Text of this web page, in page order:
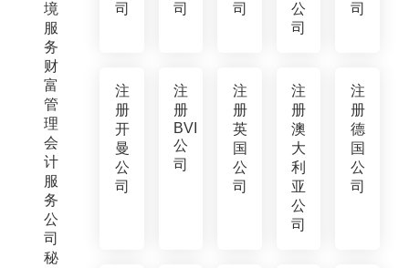
境
服
务
财
富
管
理
会
计
服
务
公
司
秘
司
司
司
公
司
司
注
册
开
曼
公
司
注
册
BVI
公
司
注
册
英
国
公
司
注
册
澳
大
利
亚
公
司
注
册
德
国
公
司